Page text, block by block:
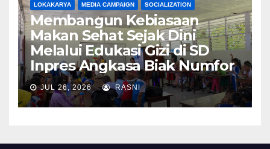
LOKAKARYA MEDIA CAMPAIGN SOCIALIZATION
Membangun Kebiasaan
Makan Sehat Sejak Dini
Melalui Edukasi Gizi di SD
Inpres Angkasa Biak Numfor
JUL 26, 2026 RASNI